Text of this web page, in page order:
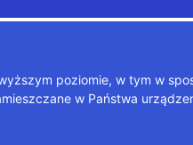
poziomie, w tym w
w Państwa